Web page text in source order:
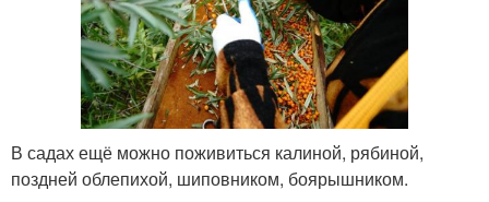
В садах ещё можно поживиться калиной, рябиной,
поздней облепихой, шиповником, боярышником.